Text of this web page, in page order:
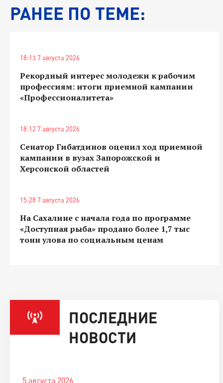
РАНЕЕ ПО ТЕМЕ:
18:13 7 августа 2026
Рекордный интерес молодежи к рабочим
профессиям: итоги приемной кампании
«Профессионалитета»
18:12 7 августа 2026
Сенатор Гибатдинов оценил ход приемной
кампании в вузах Запорожской и
Херсонской областей
15:28 7 августа 2026
На Сахалине с начала года по программе
«Доступная рыба» продано более 1,7 тыс
тонн улова по социальным ценам
ПОСЛЕДНИЕ
НОВОСТИ
5 августа 2026